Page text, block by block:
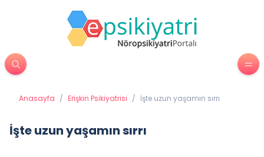
Anasayfa / Erişkin Psikiyatrisi / İşte uzun yaşamın sırrı
İşte uzun yaşamın sırrı